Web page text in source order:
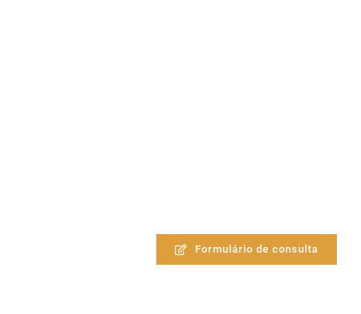
Formulário de consulta